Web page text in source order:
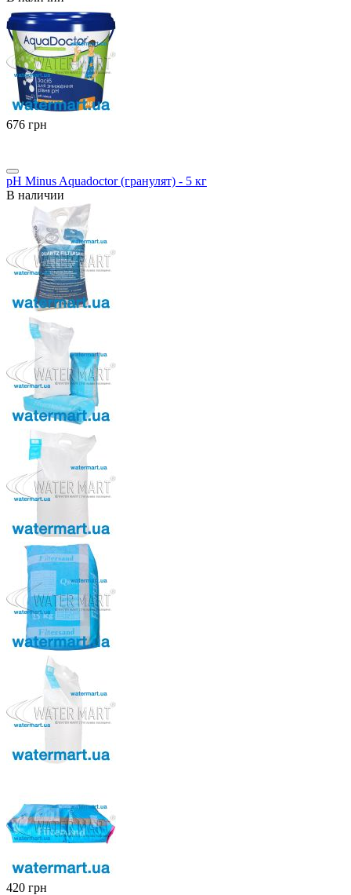
‍676‍ грн
pH Minus Aquadoctor (гранулят) - 5 кг
В наличии
‍420‍ грн